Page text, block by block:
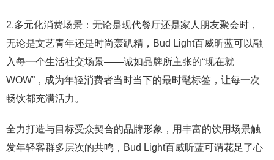
2.多元化消费场景：无论是现代餐厅还是家人朋友聚会时，
无论是文艺青年还是时尚轰趴精，Bud Light百威昕蓝可以融
入每一个生活社交场景——诚如品牌所主张的“现在就
WOW”，成为年轻消费者当时当下的最时髦标签，让每一次
畅饮都充满活力。
全力打造与目标受众契合的品牌形象，用丰富的饮用场景触
发年轻客群多层次的共鸣，Bud Light百威昕蓝可谓花足了心